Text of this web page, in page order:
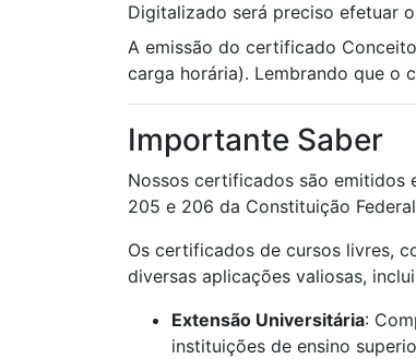
Digitalizado será preciso efetuar
A emissão do certificado
carga horária). Lembrando que o
Importante Saber
Nossos certificados são emitidos
205 e 206 da Constituição
Os certificados de cursos livres,
diversas aplicações valiosas,
Extensão Universitária:
instituições de ensino